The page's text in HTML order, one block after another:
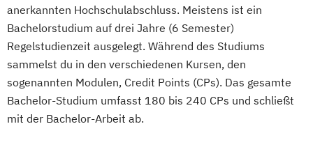
anerkannten Hochschulabschluss. Meistens ist ein
Bachelorstudium auf drei Jahre (6 Semester)
Regelstudienzeit ausgelegt. Während des Studiums
sammelst du in den verschiedenen Kursen, den
sogenannten Modulen, Credit Points (CPs). Das gesamte
Bachelor-Studium umfasst 180 bis 240 CPs und schließt
mit der Bachelor-Arbeit ab.